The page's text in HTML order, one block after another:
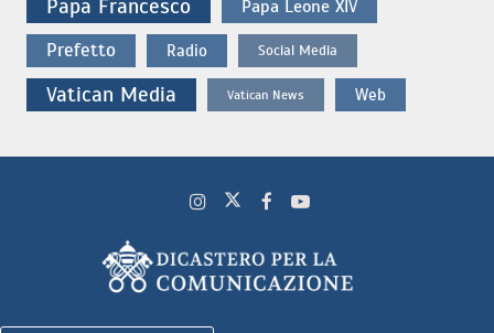
Papa Francesco Papa Leone XIV
Prefetto Radio Social Media
Vatican Media Vatican News Web